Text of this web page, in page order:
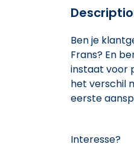
Ben je
Frans? En
instaat voor
het verschil
eerste
Interesse?